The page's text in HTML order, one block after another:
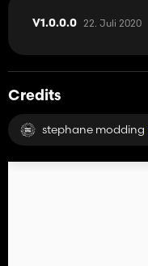
V1.0.0.0 22. Juli 2020
Credits
stephane modding